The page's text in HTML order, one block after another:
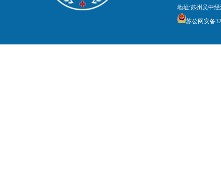
地址:苏州吴中
苏公网安备